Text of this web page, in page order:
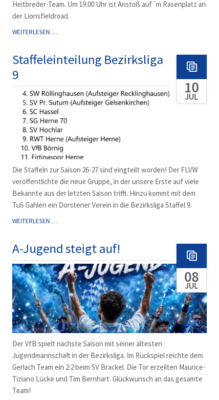
Heitbreder-Team. Um 19.00 Uhr ist Anstoß auf´m Rasenplatz an
der Lionsfieldroad.
WEITERLESEN …HEUTE
GEGEN
Staffeleinteilung Bezirksliga
9
10
JUL
Die Staffeln zur Saison 26-27 sind eingteilt worden! Der FLVW
veröffentlichte die neue Gruppe, in der unsere Erste auf viele
Bekannte aus der letzten Saison trifft. Hinzu kommt mit dem
TuS Gahlen ein Dorstener Verein in die Bezirksliga Staffel 9.
WEITERLESEN …STAFFELEINTEILUNG
A-Jugend steigt auf!
08
JUL
Der VfB spielt nächste Saison mit seiner ältesten
Jugendmannschaft in der Bezirksliga. Im Rückspiel reichte dem
Gerlach Team ein 2:2 beim SV Brackel. Die Tor erzeilten Maurice-
Tiziano Lücke und Tim Bernhart. Glückwunsch an das gesamte
Team!